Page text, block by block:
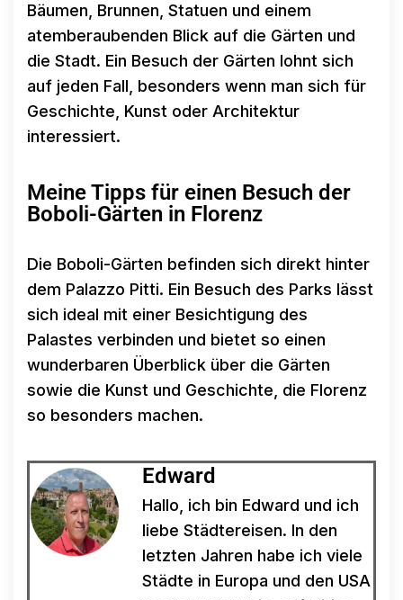
Bäumen, Brunnen, Statuen und einem
atemberaubenden Blick auf die Gärten und
die Stadt. Ein Besuch der Gärten lohnt sich
auf jeden Fall, besonders wenn man sich für
Geschichte, Kunst oder Architektur
interessiert.
Meine Tipps für einen Besuch der
Boboli-Gärten in Florenz
Die Boboli-Gärten befinden sich direkt hinter
dem Palazzo Pitti. Ein Besuch des Parks lässt
sich ideal mit einer Besichtigung des
Palastes verbinden und bietet so einen
wunderbaren Überblick über die Gärten
sowie die Kunst und Geschichte, die Florenz
so besonders machen.
Edward
Hallo, ich bin Edward und ich
liebe Städtereisen. In den
letzten Jahren habe ich viele
Städte in Europa und den USA